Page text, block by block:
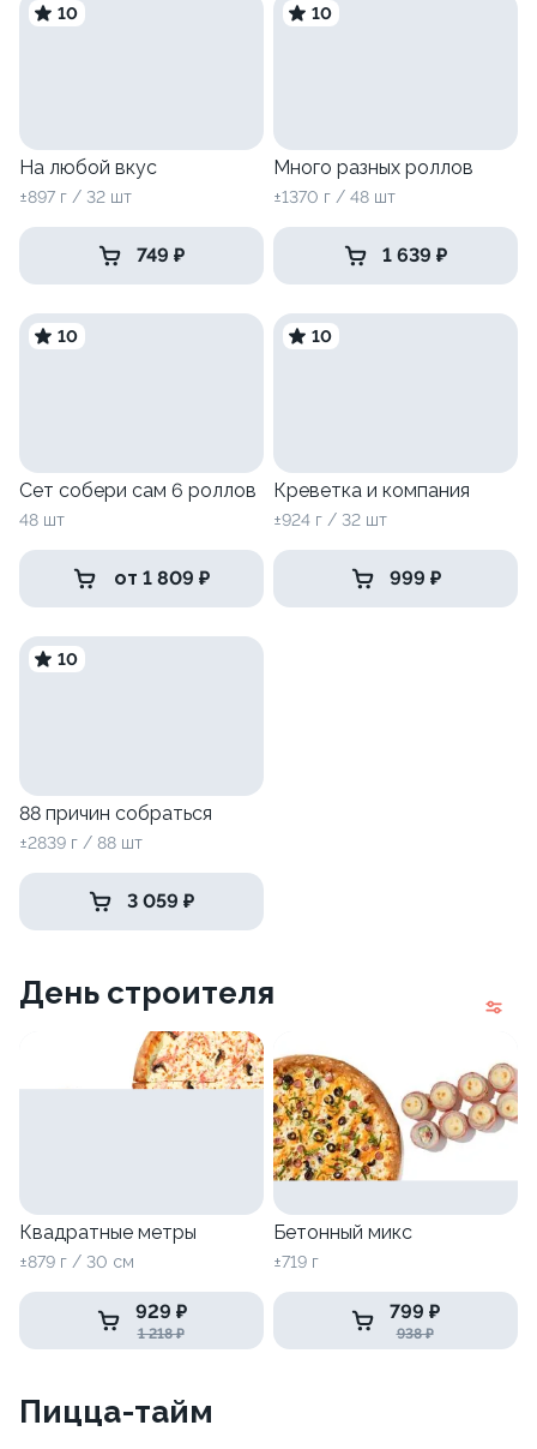
10
На любой вкус
±897 г / 32 шт
749 ₽
10
Много разных роллов
±1370 г / 48 шт
1 639 ₽
10
Сет собери сам 6 роллов
48 шт
от 1 809 ₽
10
Креветка и компания
±924 г / 32 шт
999 ₽
10
88 причин собраться
±2839 г / 88 шт
3 059 ₽
День строителя
Квадратные метры
±879 г / 30 см
929 ₽
1 218 ₽
Бетонный микс
±719 г
799 ₽
938 ₽
Пицца-тайм